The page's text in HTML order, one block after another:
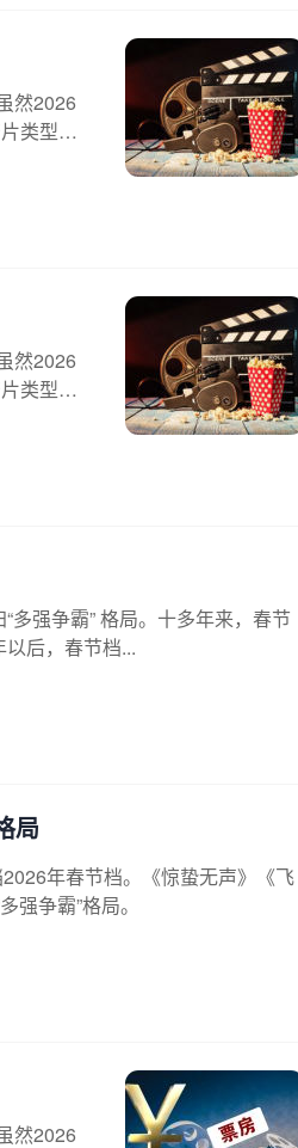
然2026
类型多
然2026
类型多
多强争霸” 格局。十多年来，春节
后，春节档...
局
年春节档。《惊蛰无声》《飞
强争霸”格局。
然2026